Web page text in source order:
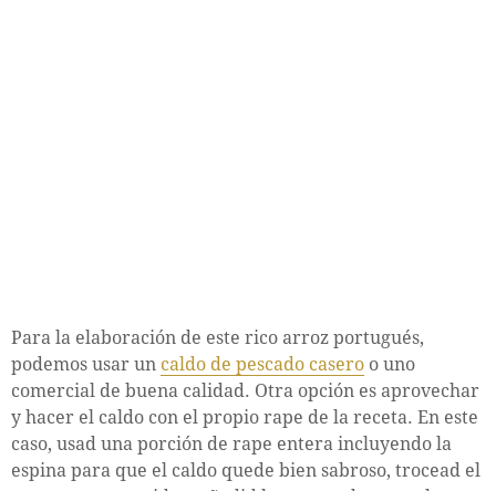
Para la elaboración de este rico arroz portugués,
podemos usar un caldo de pescado casero o uno
comercial de buena calidad. Otra opción es aprovechar
y hacer el caldo con el propio rape de la receta. En este
caso, usad una porción de rape entera incluyendo la
espina para que el caldo quede bien sabroso, trocead el